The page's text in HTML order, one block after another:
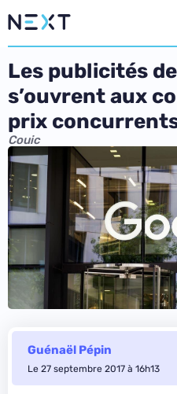
Les publicités
s’ouvrent aux
prix
Couic
Guénaël Pépin
Le 27 septembre 2017 à 16h13